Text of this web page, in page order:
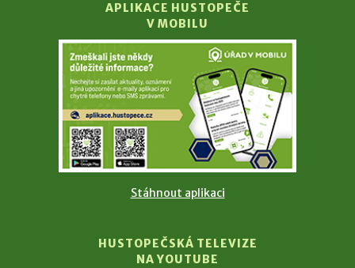
APLIKACE HUSTOPEČE
V MOBILU
Stáhnout aplikaci
HUSTOPEČSKÁ TELEVIZE
NA YOUTUBE